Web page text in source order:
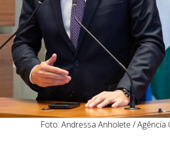
Foto: Andressa Anholete / Agência